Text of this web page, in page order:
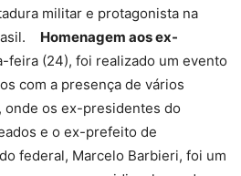
militar e protagonista na
Homenagem aos ex-
feira (24), foi realizado um evento
com a presença de vários
onde os ex-presidentes do
e o ex-prefeito de
federal, Marcelo Barbieri, foi um